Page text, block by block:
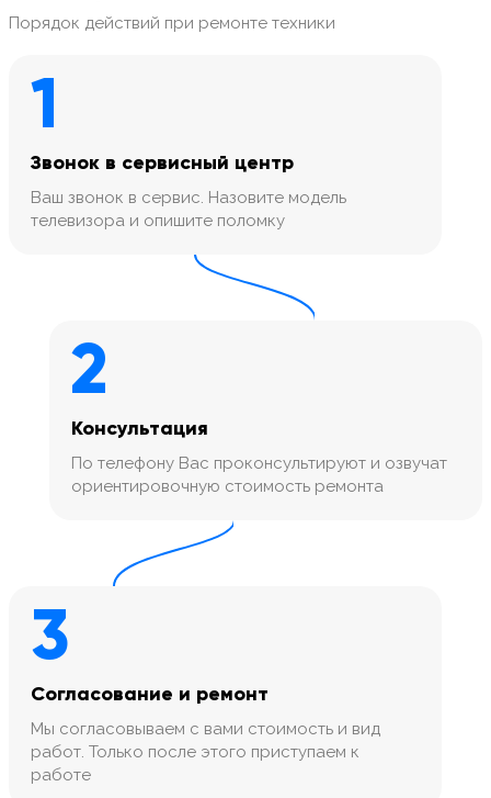
Порядок действий при ремонте техники
1
Звонок в сервисный центр
Ваш звонок в сервис. Назовите модель
телевизора и опишите поломку
2
Консультация
По телефону Вас проконсультируют и озвучат
ориентировочную стоимость ремонта
3
Согласование и ремонт
Мы согласовываем с вами стоимость и вид
работ. Только после этого приступаем к
работе